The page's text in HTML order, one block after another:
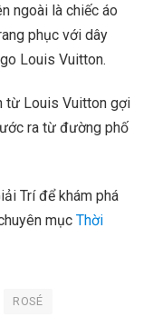
ngoài là chiếc áo
phục với dây
Louis Vuitton.
từ Louis Vuitton gợi
ra từ đường phố
Trí để khám phá
mục Thời
ROSÉ